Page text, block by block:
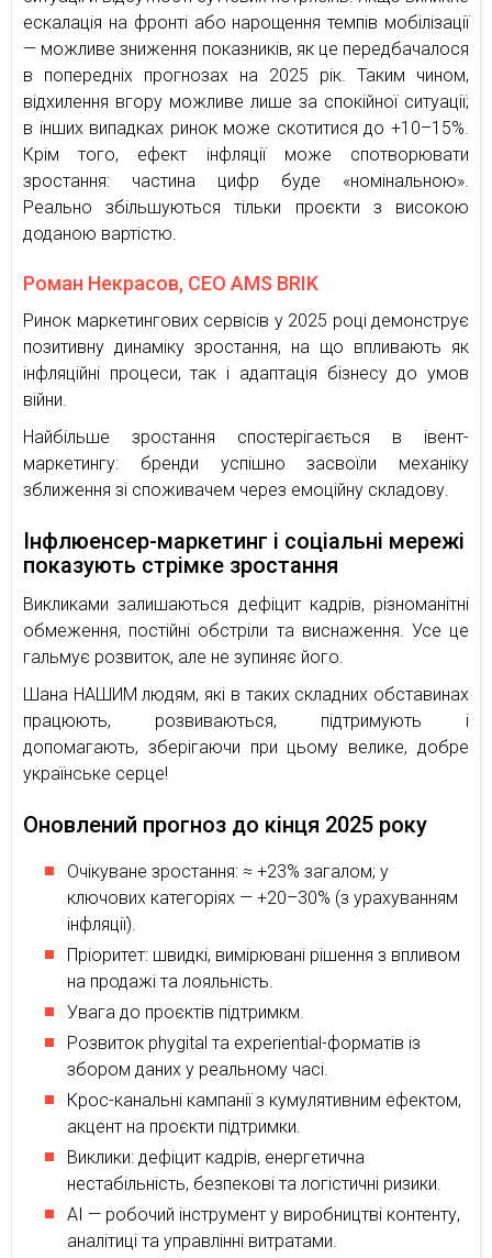
ескалація на фронті або нарощення темпів мобілізації
— можливе зниження показників, як це передбачалося
в попередніх прогнозах на 2025 рік. Таким чином,
відхилення вгору можливе лише за спокійної ситуації;
в інших випадках ринок може скотитися до +10–15%.
Крім того, ефект інфляції може спотворювати
зростання: частина цифр буде «номінальною».
Реально збільшуються тільки проєкти з високою
доданою вартістю.
Роман Некрасов, CEO AMS BRIK
Ринок маркетингових сервісів у 2025 році демонструє
позитивну динаміку зростання, на що впливають як
інфляційні процеси, так і адаптація бізнесу до умов
війни.
Найбільше зростання спостерігається в івент-
маркетингу: бренди успішно засвоїли механіку
зближення зі споживачем через емоційну складову.
Інфлюенсер-маркетинг і соціальні мережі
показують стрімке зростання
Викликами залишаються дефіцит кадрів, різноманітні
обмеження, постійні обстріли та виснаження. Усе це
гальмує розвиток, але не зупиняє його.
Шана НАШИМ людям, які в таких складних обставинах
працюють, розвиваються, підтримують і
допомагають, зберігаючи при цьому велике, добре
українське серце!
Оновлений прогноз до кінця 2025 року
Очікуване зростання: ≈ +23% загалом; у
ключових категоріях — +20–30% (з урахуванням
інфляції).
Пріоритет: швидкі, вимірювані рішення з впливом
на продажі та лояльність.
Увага до проєктів підтримкм.
Розвиток phygital та experiential-форматів із
збором даних у реальному часі.
Крос-канальні кампанії з кумулятивним ефектом,
акцент на проєкти підтримки.
Виклики: дефіцит кадрів, енергетична
нестабільність, безпекові та логістичні ризики.
AI — робочий інструмент у виробництві контенту,
аналітиці та управлінні витратами.